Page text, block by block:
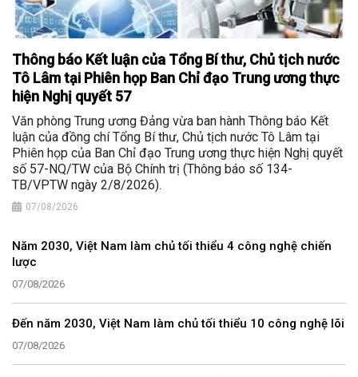
Thông báo Kết luận của Tổng Bí thư, Chủ tịch nước
Tô Lâm tại Phiên họp Ban Chỉ đạo Trung ương thực
hiện Nghị quyết 57
Văn phòng Trung ương Đảng vừa ban hành Thông báo Kết
luận của đồng chí Tổng Bí thư, Chủ tịch nước Tô Lâm tại
Phiên họp của Ban Chỉ đạo Trung ương thực hiện Nghị quyết
số 57-NQ/TW của Bộ Chính trị (Thông báo số 134-
TB/VPTW ngày 2/8/2026).
07/08/2026
Năm 2030, Việt Nam làm chủ tối thiểu 4 công nghệ chiến
lược
07/08/2026
Đến năm 2030, Việt Nam làm chủ tối thiểu 10 công nghệ lõi
07/08/2026